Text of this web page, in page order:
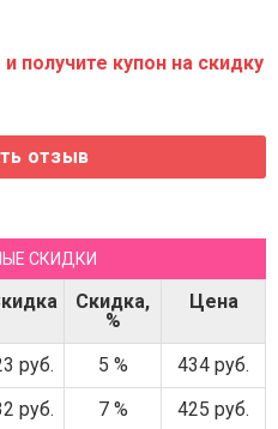
получите купон на скидку
СКИДКИ
Скидка,
%
Цена
руб. 5 %
434 руб.
руб. 7 %
425 руб.